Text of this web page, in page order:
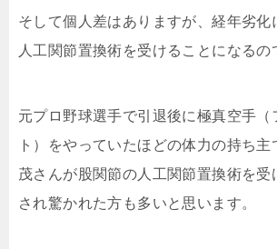
そして個人差はありますが、経年劣化
人工関節置換術を受けることになるの
元プロ野球選手で引退後に極真空手（
ト）をやっていたほどの体力の持ち主
茂さんが股関節の人工関節置換術を受
され驚かれた方も多いと思います。